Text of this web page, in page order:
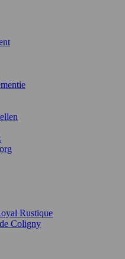
Rustique
Coligny